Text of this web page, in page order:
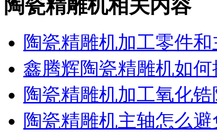
陶瓷精雕机相关内容
陶瓷精雕机加工零件
鑫腾辉陶瓷精雕机如
陶瓷精雕机加工氧化
陶瓷精雕机主轴怎么